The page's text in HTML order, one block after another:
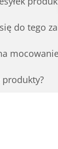
do tego